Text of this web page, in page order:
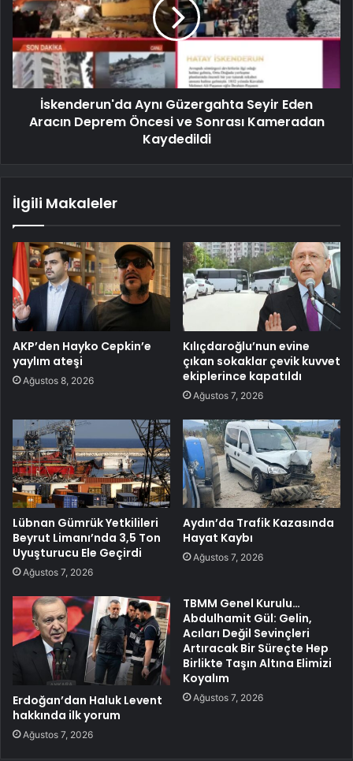
İskenderun'da Aynı Güzergahta Seyir Eden
Aracın Deprem Öncesi ve Sonrası Kameradan
Kaydedildi
İlgili Makaleler
AKP’den Hayko Cepkin’e
yaylım ateşi
Ağustos 8, 2026
Kılıçdaroğlu’nun evine
çıkan sokaklar çevik kuvvet
ekiplerince kapatıldı
Ağustos 7, 2026
Lübnan Gümrük Yetkilileri
Beyrut Limanı’nda 3,5 Ton
Uyuşturucu Ele Geçirdi
Ağustos 7, 2026
Aydın’da Trafik Kazasında
Hayat Kaybı
Ağustos 7, 2026
Erdoğan’dan Haluk Levent
hakkında ilk yorum
Ağustos 7, 2026
TBMM Genel Kurulu…
Abdulhamit Gül: Gelin,
Acıları Değil Sevinçleri
Artıracak Bir Süreçte Hep
Birlikte Taşın Altına Elimizi
Koyalım
Ağustos 7, 2026